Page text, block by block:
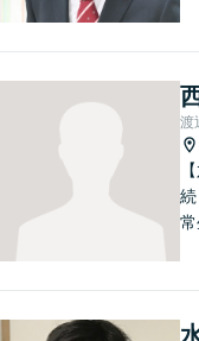
渡
常